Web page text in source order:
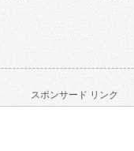
スポンサード リンク